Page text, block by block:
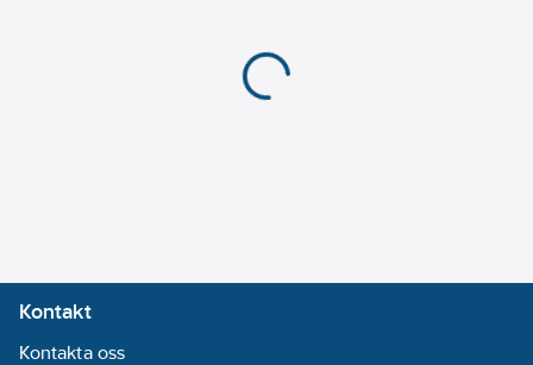
Kontakt
Kontakta oss